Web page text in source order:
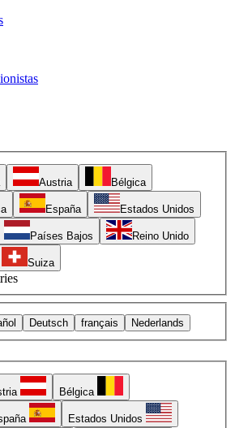
Austria Bélgica
España Estados Unidos
Países Bajos Reino Unido
Suiza
Deutsch français Nederlands
Bélgica
Estados Unidos